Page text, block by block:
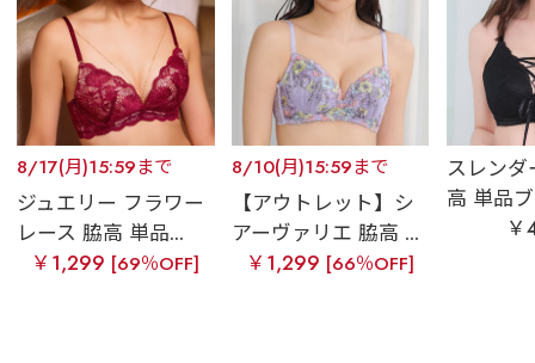
8/17(月)15:59まで
ジュエリー フラワー
レース 脇高 単品...
￥1,299 [69％OFF]
8/10(月)15:59まで
【アウトレット】シ
アーヴァリエ 脇高 ...
￥1,299 [66％OFF]
スレン
高 単品